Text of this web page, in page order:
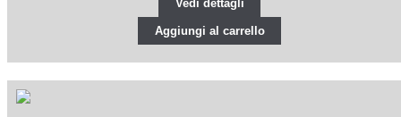
Vedi dettagli
Aggiungi al carrello